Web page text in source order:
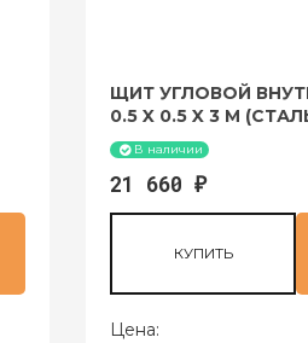
ЩИТ УГЛОВОЙ
0.5 X 0.5 X 3 М
В наличии
21 660 ₽
КУПИТЬ
Цена: